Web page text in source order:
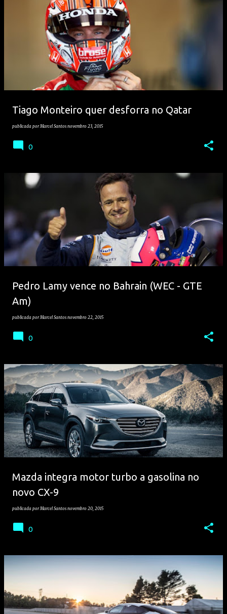
Tiago Monteiro quer desforra no Qatar
publicada porMarcel Santos novembro 23, 2015
0
Pedro Lamy vence no Bahrain (WEC - GTE
Am)
publicada porMarcel Santos novembro 22, 2015
0
Mazda integra motor turbo a gasolina no
novo CX-9
publicada porMarcel Santos novembro 20, 2015
0